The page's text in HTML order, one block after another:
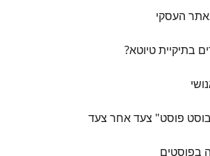
העסקי
בתיקיית טיוטא?
פוסט" צעד אחר צעד
בפוסטים